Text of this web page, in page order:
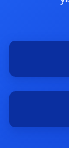
peserta,
ramai,
tersebut